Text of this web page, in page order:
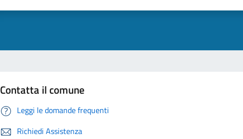
Contatta il comune
Leggi le domande frequenti
Richiedi Assistenza